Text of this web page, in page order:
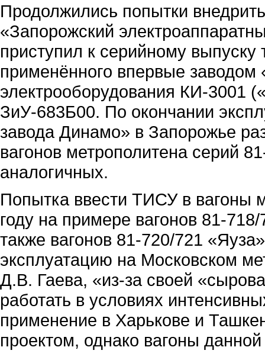
Продолжились попытки
«Запорожский
приступил к серийному выпуску
применённого впервые
электрооборудования КИ-3001
ЗиУ-683Б00. По окончании
завода Динамо» в Запорожье
вагонов метрополитена серий
аналогичных.
Попытка ввести ТИСУ в вагоны
году на примере вагонов 81-
также вагонов 81-720/721
эксплуатацию на Московском
Д.В. Гаева, «из-за своей
работать в условиях
применение в Харькове и
проектом, однако вагоны